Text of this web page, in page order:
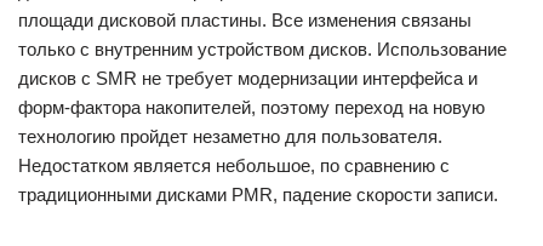
площади дисковой пластины. Все изменения связаны
только с внутренним устройством дисков. Использование
дисков с SMR не требует модернизации интерфейса и
форм-фактора накопителей, поэтому переход на новую
технологию пройдет незаметно для пользователя.
Недостатком является небольшое, по сравнению с
традиционными дисками PMR, падение скорости записи.